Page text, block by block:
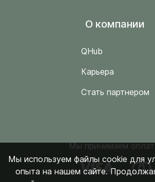
O компании
QHub
Карьера
Стать партнером
Мы принимаем
Мы используем файлы cookie для
опыта на нашем сайте.